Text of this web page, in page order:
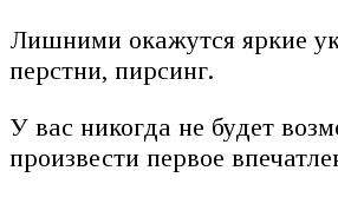
Лишними окажутся яркие
перстни, пирсинг.
У вас никогда не будет
произвести первое